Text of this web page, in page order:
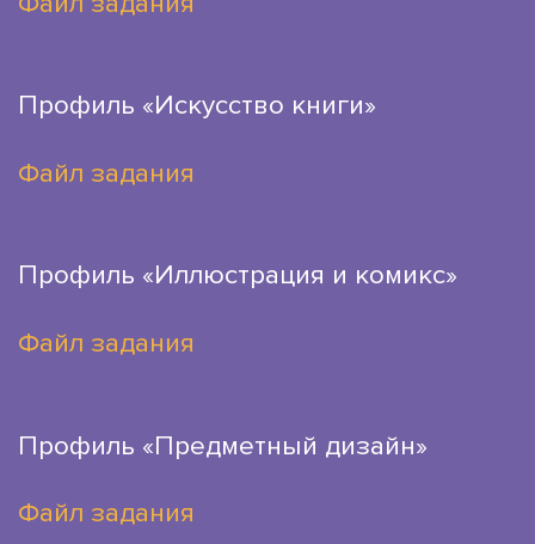
Профиль «Искусство книги»
Файл задания
Профиль «Иллюстрация и комикс»
Файл задания
Профиль «Предметный дизайн»
Файл задания